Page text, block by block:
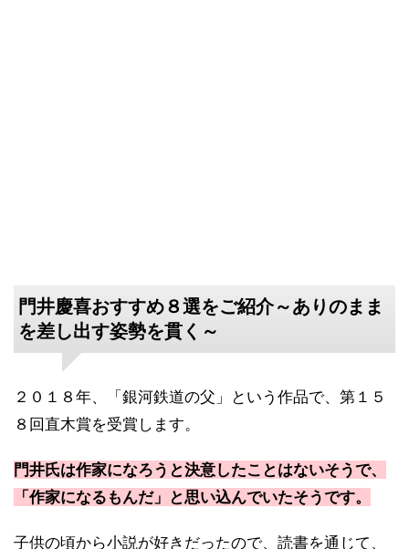
門井慶喜おすすめ８選をご紹介～ありのまま
を差し出す姿勢を貫く～
２０１８年、「銀河鉄道の父」という作品で、第１５
８回直木賞を受賞します。
門井氏は作家になろうと決意したことはないそうで、
「作家になるもんだ」と思い込んでいたそうです。
子供の頃から小説が好きだったので、読書を通じて、